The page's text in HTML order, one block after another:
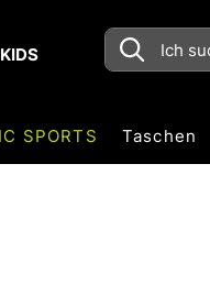
KIDS
SPORTS Taschen